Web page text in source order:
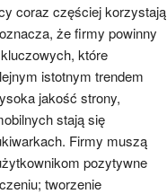
coraz częściej korzystają
że firmy powinny
które
istotnym trendem
jakość strony,
stają się
Firmy muszą
pozytywne
tworzenie